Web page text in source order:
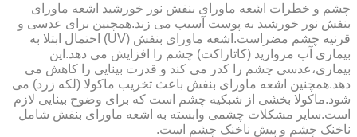
چشم و خطرات اشعه ماورای بنفش نور خورشید اشعه ماورای
بنفش نور خورشید به پوست آسیب می زند.همچنین برای عدسی و
قرنیه چشم مضراست.اشعه ماورای بنفش (UV) احتمال ابتلا به
بیماری آب مروارید (کاتاراکت) چشم را افزایش می دهد.این
بیماری،عدسی چشم را کدر می کند و قدرت بینایی را کاهش می
دهد.همچنین اشعه ماورای بنفش باعث تخریب ماکولا (لکه زرد) می
شود.ماکولا بخشی از شبکیه چشم است که برای وضوح بینایی لازم
است.سایر مشکلات چشمی وابسته به اشعه ماورای بنفش شامل
ناخنک چشم و پیش ناخنک چشم است.